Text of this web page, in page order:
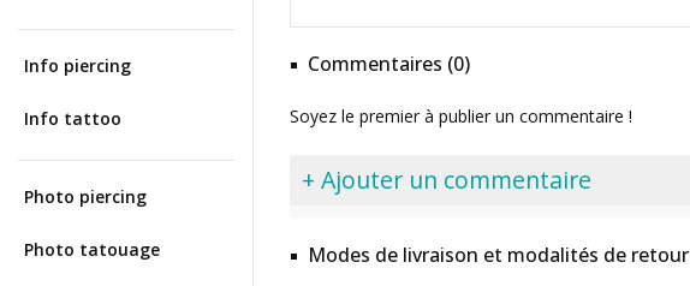
Info piercing
Info tattoo
Photo piercing
Photo tatouage
Commentaires (0)
Soyez le premier à publier un commentaire !
+ Ajouter un commentaire
Modes de livraison et modalités de retour